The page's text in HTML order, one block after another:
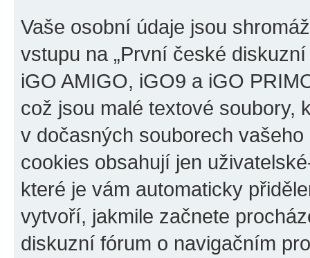
Vaše osobní údaje jsou
vstupu na „První české
iGO AMIGO, iGO9 a iGO
což jsou malé textové soubory,
v dočasných souborech
cookies obsahují jen
které je vám automaticky
vytvoří, jakmile začnete
diskuzní fórum o navigačním